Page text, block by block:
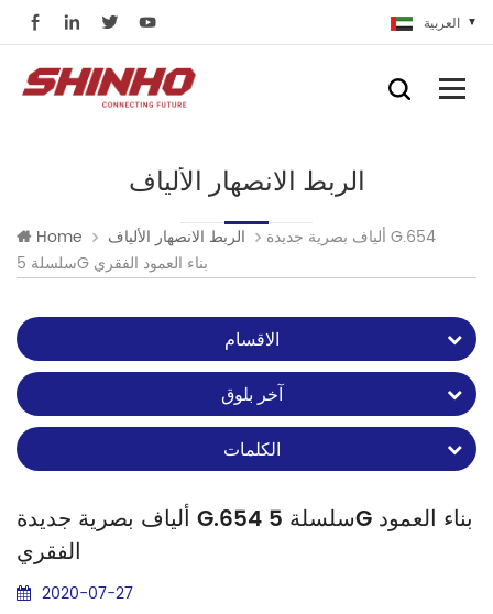
العربية
الربط الانصهار الألياف
Home الربط الانصهار الألياف
ألياف بصرية جديدة G.654
سلسلة 5G بناء العمود الفقري
الاقسام
آخر بلوق
الكلمات
ألياف بصرية جديدة G.654 سلسلة 5G بناء العمود
الفقري
2020-07-27